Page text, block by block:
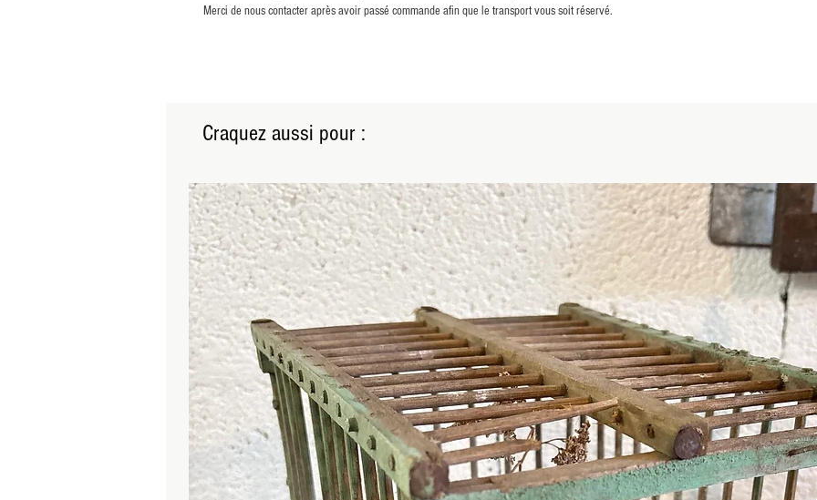
Merci de nous contacter après avoir passé commande afin que le transport vous soit réservé.
Craquez aussi pour :